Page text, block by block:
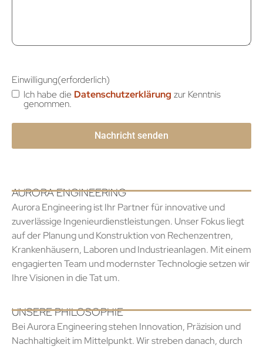
Einwilligung(erforderlich)
Ich habe die Datenschutzerklärung zur Kenntnis
genommen.
AURORA ENGINEERING
Aurora Engineering ist Ihr Partner für innovative und
zuverlässige Ingenieurdienstleistungen. Unser Fokus liegt
auf der Planung und Konstruktion von Rechenzentren,
Krankenhäusern, Laboren und Industrieanlagen. Mit einem
engagierten Team und modernster Technologie setzen wir
Ihre Visionen in die Tat um.
UNSERE PHILOSOPHIE
Bei Aurora Engineering stehen Innovation, Präzision und
Nachhaltigkeit im Mittelpunkt. Wir streben danach, durch